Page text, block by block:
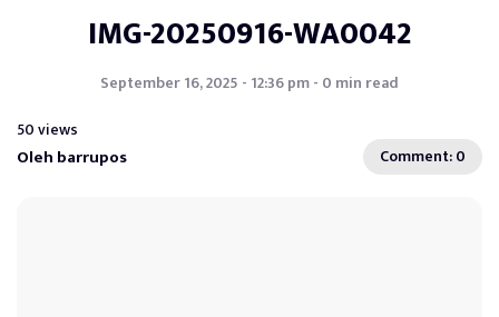
IMG-20250916-WA0042
September 16, 2025 - 12:36 pm - 0 min read
50 views
Oleh barrupos Comment: 0